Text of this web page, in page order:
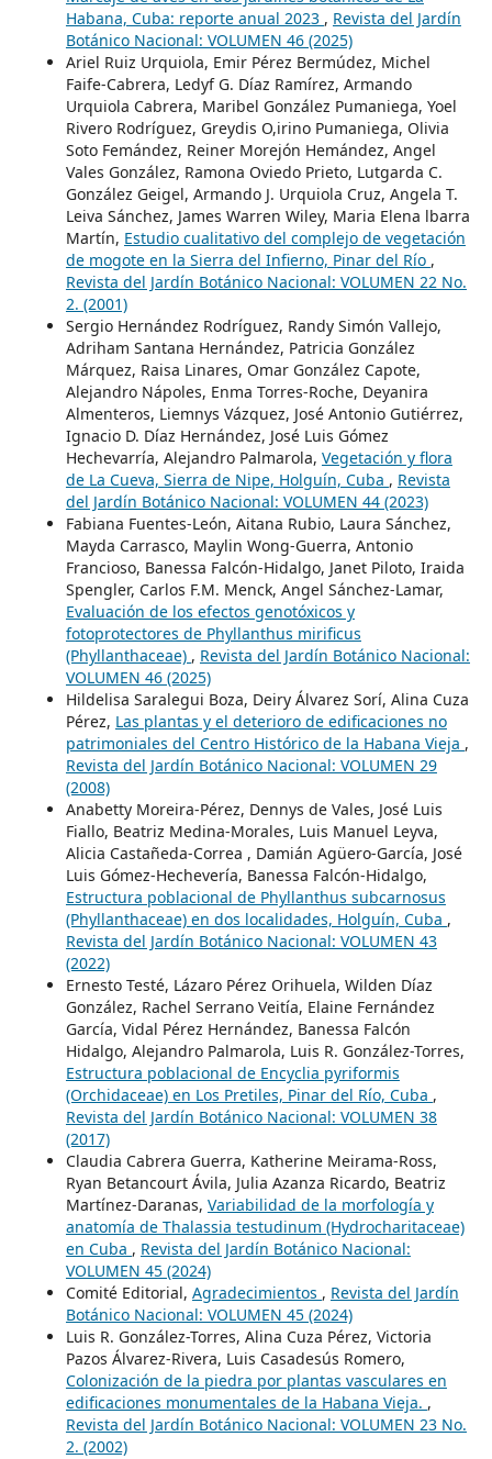
Habana, Cuba: reporte anual 2023 , Revista del Jardín
Botánico Nacional: VOLUMEN 46 (2025)
Ariel Ruiz Urquiola, Emir Pérez Bermúdez, Michel
Faife-Cabrera, Ledyf G. Díaz Ramírez, Armando
Urquiola Cabrera, Maribel González Pumaniega, Yoel
Rivero Rodríguez, Greydis O,irino Pumaniega, Olivia
Soto Femández, Reiner Morejón Hemández, Angel
Vales González, Ramona Oviedo Prieto, Lutgarda C.
González Geigel, Armando J. Urquiola Cruz, Angela T.
Leiva Sánchez, James Warren Wiley, Maria Elena lbarra
Martín, Estudio cualitativo del complejo de vegetación
de mogote en la Sierra del Infierno, Pinar del Río ,
Revista del Jardín Botánico Nacional: VOLUMEN 22 No.
2. (2001)
Sergio Hernández Rodríguez, Randy Simón Vallejo,
Adriham Santana Hernández, Patricia González
Márquez, Raisa Linares, Omar González Capote,
Alejandro Nápoles, Enma Torres-Roche, Deyanira
Almenteros, Liemnys Vázquez, José Antonio Gutiérrez,
Ignacio D. Díaz Hernández, José Luis Gómez
Hechevarría, Alejandro Palmarola, Vegetación y flora
de La Cueva, Sierra de Nipe, Holguín, Cuba , Revista
del Jardín Botánico Nacional: VOLUMEN 44 (2023)
Fabiana Fuentes-León, Aitana Rubio, Laura Sánchez,
Mayda Carrasco, Maylin Wong-Guerra, Antonio
Francioso, Banessa Falcón-Hidalgo, Janet Piloto, Iraida
Spengler, Carlos F.M. Menck, Angel Sánchez-Lamar,
Evaluación de los efectos genotóxicos y
fotoprotectores de Phyllanthus mirificus
(Phyllanthaceae) , Revista del Jardín Botánico Nacional:
VOLUMEN 46 (2025)
Hildelisa Saralegui Boza, Deiry Álvarez Sorí, Alina Cuza
Pérez, Las plantas y el deterioro de edificaciones no
patrimoniales del Centro Histórico de la Habana Vieja ,
Revista del Jardín Botánico Nacional: VOLUMEN 29
(2008)
Anabetty Moreira-Pérez, Dennys de Vales, José Luis
Fiallo, Beatriz Medina-Morales, Luis Manuel Leyva,
Alicia Castañeda-Correa , Damián Agüero-García, José
Luis Gómez-Hechevería, Banessa Falcón-Hidalgo,
Estructura poblacional de Phyllanthus subcarnosus
(Phyllanthaceae) en dos localidades, Holguín, Cuba ,
Revista del Jardín Botánico Nacional: VOLUMEN 43
(2022)
Ernesto Testé, Lázaro Pérez Orihuela, Wilden Díaz
González, Rachel Serrano Veitía, Elaine Fernández
García, Vidal Pérez Hernández, Banessa Falcón
Hidalgo, Alejandro Palmarola, Luis R. González-Torres,
Estructura poblacional de Encyclia pyriformis
(Orchidaceae) en Los Pretiles, Pinar del Río, Cuba ,
Revista del Jardín Botánico Nacional: VOLUMEN 38
(2017)
Claudia Cabrera Guerra, Katherine Meirama-Ross,
Ryan Betancourt Ávila, Julia Azanza Ricardo, Beatriz
Martínez-Daranas, Variabilidad de la morfología y
anatomía de Thalassia testudinum (Hydrocharitaceae)
en Cuba , Revista del Jardín Botánico Nacional:
VOLUMEN 45 (2024)
Comité Editorial, Agradecimientos , Revista del Jardín
Botánico Nacional: VOLUMEN 45 (2024)
Luis R. González-Torres, Alina Cuza Pérez, Victoria
Pazos Álvarez-Rivera, Luis Casadesús Romero,
Colonización de la piedra por plantas vasculares en
edificaciones monumentales de la Habana Vieja. ,
Revista del Jardín Botánico Nacional: VOLUMEN 23 No.
2. (2002)